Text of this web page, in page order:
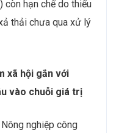
còn hạn chế do thiếu
thải chưa qua xử lý
xã hội gắn với
vào chuỗi giá trị
nghiệp công